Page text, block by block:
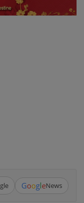
GoogleNews